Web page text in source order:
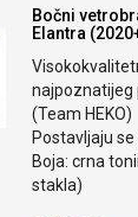
Bočni
Elantra
najpoznatijeg
(Team HEKO)
Postavljaju
Boja: crna
stakla)